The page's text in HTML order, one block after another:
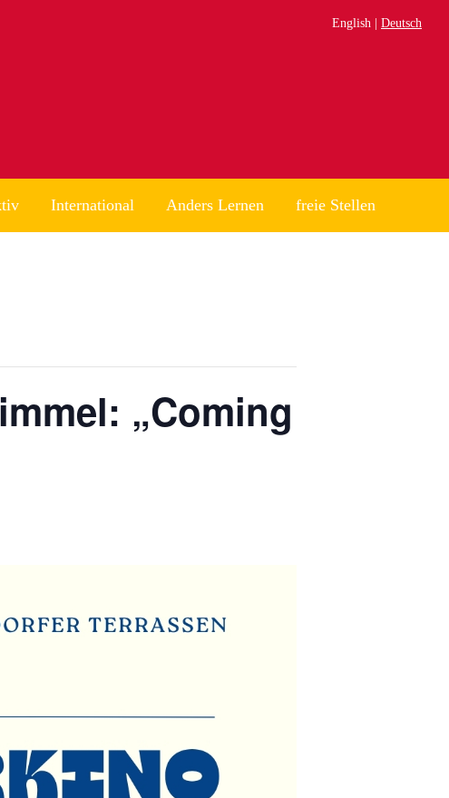
English Deutsch
International Anders Lernen freie Stellen
„Coming